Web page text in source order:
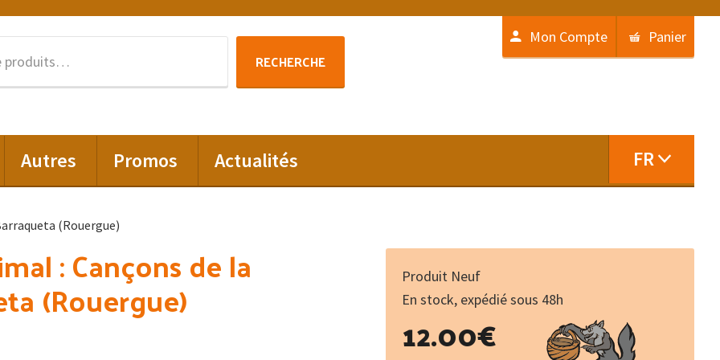
RECHERCHE
Mon Compte Panier
Autres Promos Actualités FR
(Rouergue)
: Cançons de la
(Rouergue)
Produit Neuf
En stock, expédié sous 48h
12.00€
de